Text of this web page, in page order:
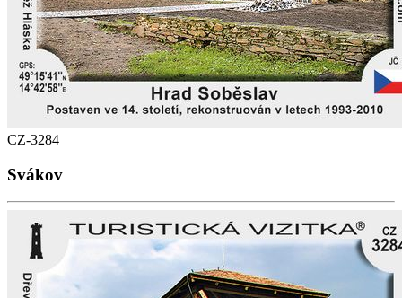
CZ-3284
Svákov